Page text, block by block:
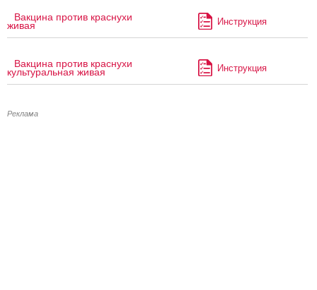
Вакцина против краснухи
живая Инструкция
Вакцина против краснухи
культуральная живая Инструкция
Реклама